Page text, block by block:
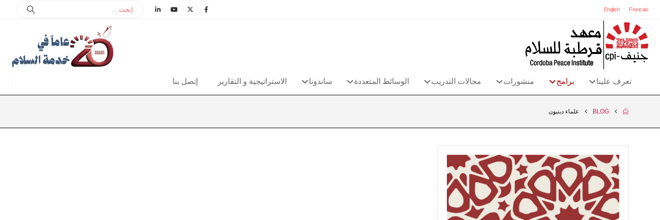
Francais
English
تعرف علينا برامج منشورات مجالات التدريب الوسائط المتعددة ساندونا الاستراتيجية و التقارير إتصل بنا
BLOG علماء دينيون